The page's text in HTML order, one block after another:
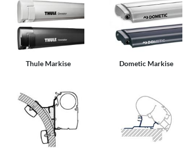
Thule Markise Dometic Markise